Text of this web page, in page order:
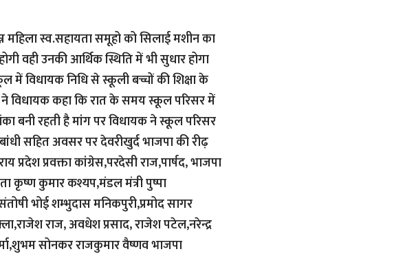
महिला स्व.सहायता समूहो को सिलाई मशीन का
वही उनकी आर्थिक स्थिति में भी सुधार होगा
में विधायक निधि से स्कूली बच्चों की शिक्षा के
ने विधायक कहा कि रात के समय स्कूल परिसर में
बनी रहती है मांग पर विधायक ने स्कूल परिसर
सहित अवसर पर देवरीखुर्द भाजपा की रीढ़
प्रदेश प्रवक्ता कांग्रेस,परदेसी राज,पार्षद, भाजपा
कृष्ण कुमार कश्यप,मंडल मंत्री पुष्पा
भोई शम्भुदास मनिकपुरी,प्रमोद सागर
राज, अवधेश प्रसाद, राजेश पटेल,नरेन्द्र
सोनकर राजकुमार वैष्णव भाजपा